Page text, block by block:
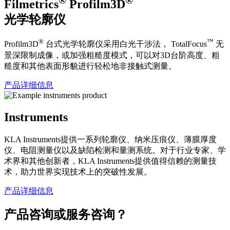
Filmetrics Profilm3D
光学轮廓仪
Profilm3D® 台式光学轮廓仪采用白光干涉法， TotalFocus™ 无
景深限制成像，或加强粗糙度模式，可以对3D台阶高度、粗
糙度和其他表面形貌进行轻松地非接触式测量。
产品详细信息
Instruments
KLA Instruments提供一系列轮廓仪、纳米压痕仪、薄膜厚度
仪、电阻测量仪以及缺陷检测和量测系统。对于行业专家、学
术界和其他创新者，KLA Instruments提供值得信赖的测量技
术，助力世界实现技术上的突破性发展。
产品详细信息
产品咨询或服务咨询？